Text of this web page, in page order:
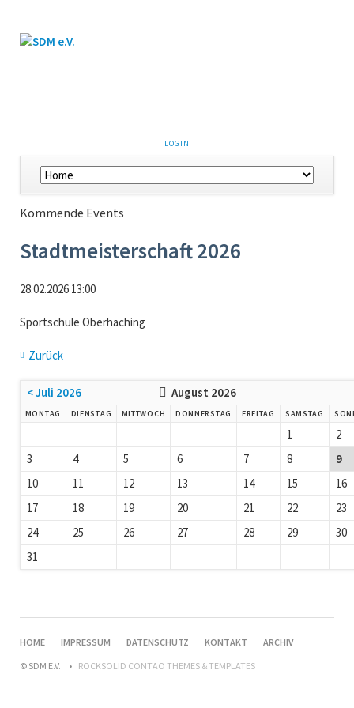
LOGIN
Kommende Events
Stadtmeisterschaft 2026
28.02.2026 13:00
Sportschule Oberhaching
Zurück
< Juli 2026 August 2026
MONTAG DIENSTAG MITTWOCH DONNERSTAG FREITAG SAMSTAG
1
2
3
4 5 6 7 8
9
10
11 12 13 14 15
16
17
18 19 20 21 22
23
24
25 26 27 28 29
30
31
HOME IMPRESSUM DATENSCHUTZ KONTAKT
ARCHIV
© SDM E.V.
ROCKSOLID CONTAO THEMES & TEMPLATES